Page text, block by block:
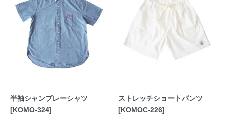
半袖シャンブレーシャツ
[KOMO-324]
ストレッチショートパンツ
[KOMOC-226]